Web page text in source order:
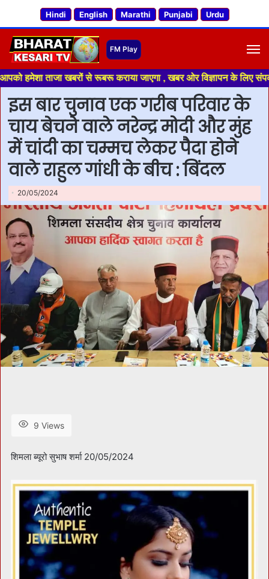
Hindi English Marathi Punjabi Urdu
खबरों से रूबरू कराया जाएगा , खबर ओर विज्ञापन के लिए संपर्क करे
इस बार चुनाव एक गरीब परिवार के
चाय बेचने वाले नरेन्द्र मोदी और मुंह
में चांदी का चम्मच लेकर पैदा होने
वाले राहुल गांधी के बीच : बिंदल
20/05/2024
9 Views
शिमला ब्यूरो सुभाष शर्मा 20/05/2024